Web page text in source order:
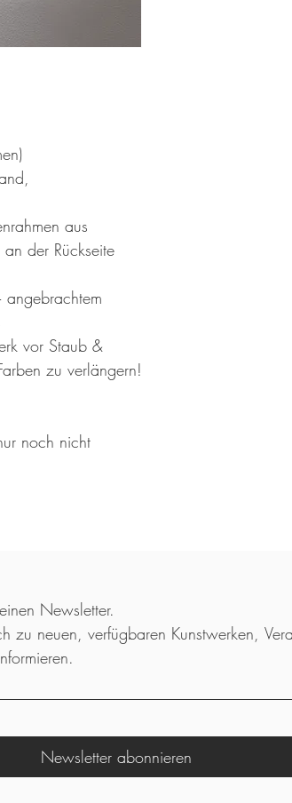
aus
der Rückseite
angebrachtem
vor Staub &
zu verlängern!
noch nicht
Newsletter.
zu neuen, verfügbaren Kunstwerken,
Newsletter abonnieren